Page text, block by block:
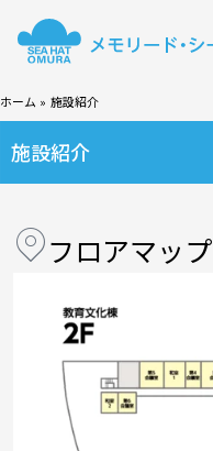
ホーム 施設紹介
施設紹介
フロアマップ